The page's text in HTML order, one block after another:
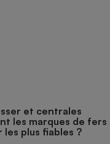
et centrales
les marques de fers
plus fiables ?